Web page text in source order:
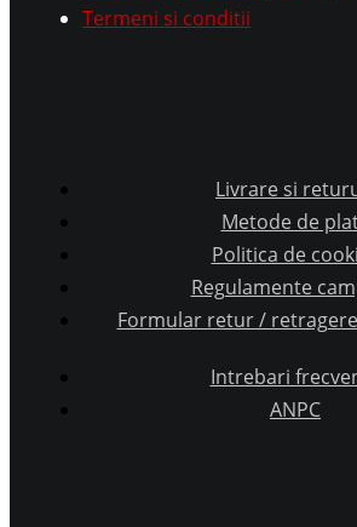
Termeni si conditii
Livrare si
Metode de
Politica de
Regulamente
Formular retur /
Intrebari
ANPC